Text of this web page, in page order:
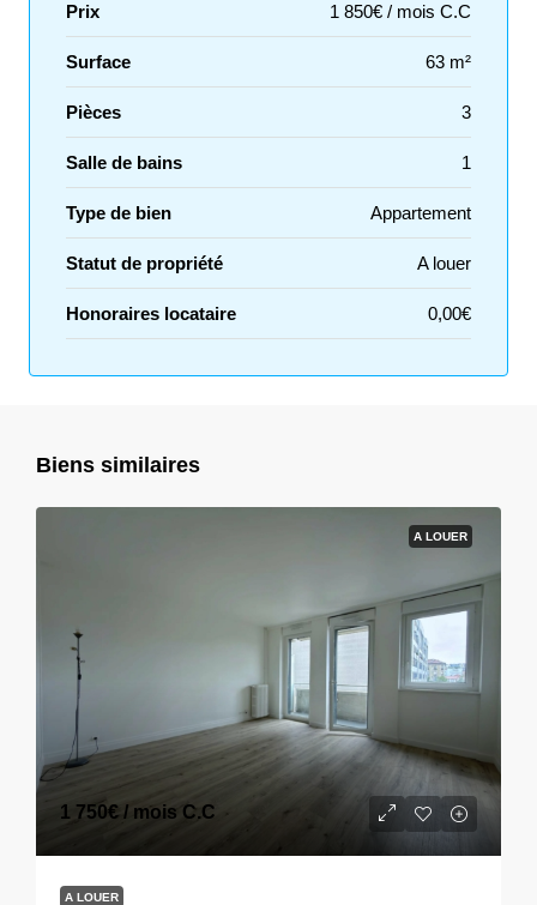
Prix 1 850€ / mois C.C
Surface 63 m²
Pièces 3
Salle de bains 1
Type de bien Appartement
Statut de propriété A louer
Honoraires locataire 0,00€
Biens similaires
A LOUER
1 750€ / mois C.C
A LOUER